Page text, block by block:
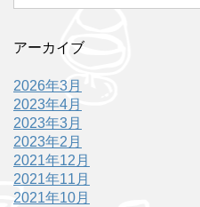
アーカイブ
2026年3月
2023年4月
2023年3月
2023年2月
2021年12月
2021年11月
2021年10月